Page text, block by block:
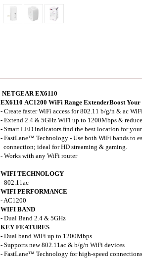
NETGEAR EX6110
EX6110 AC1200 WiFi Range ExtenderBoost
- Create faster WiFi access for 802.11 b/g/n & ac
- Extend 2.4 & 5GHz WiFi up to 1200Mbps &
- Smart LED indicators ﬁnd the best location for
- FastLane™ Technology - Use both WiFi bands to
connection; ideal for HD streaming & gaming.
- Works with any WiFi router
WIFI TECHNOLOGY
- 802.11ac
WIFI PERFORMANCE
- AC1200
WIFI BAND
- Dual Band 2.4 & 5GHz
KEY FEATURES
- Dual band WiFi up to 1200Mbps
- Supports new 802.11ac & b/g/n WiFi devices
- FastLane™ Technology for high-speed connections